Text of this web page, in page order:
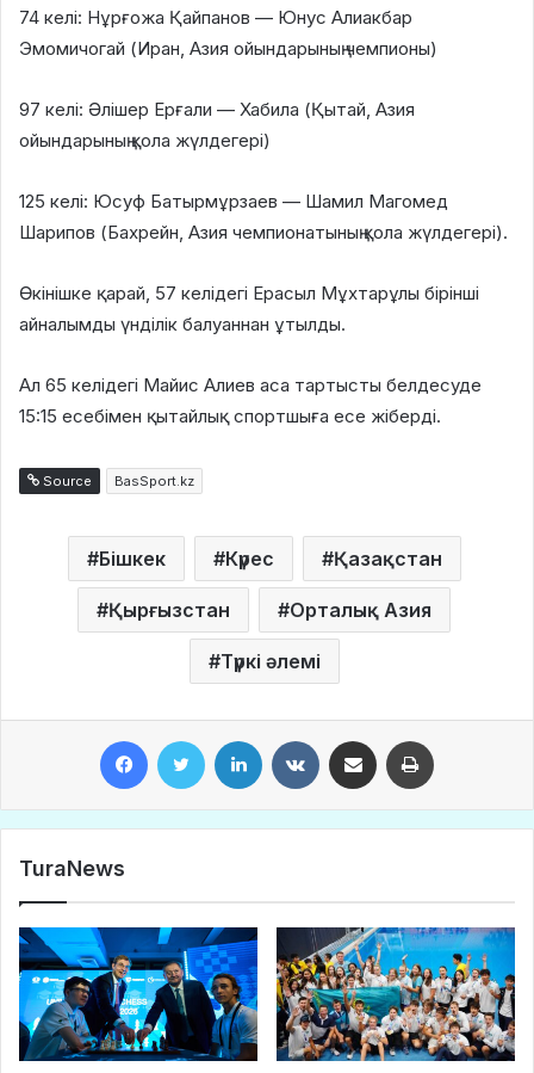
74 келі: Нұрғожа Қайпанов — Юнус Алиакбар
Эмомичогай (Иран, Азия ойындарының чемпионы)
97 келі: Әлішер Ерғали — Хабила (Қытай, Азия
ойындарының қола жүлдегері)
125 келі: Юсуф Батырмұрзаев — Шамил Магомед
Шарипов (Бахрейн, Азия чемпионатының қола жүлдегері).
Өкінішке қарай, 57 келідегі Ерасыл Мұхтарұлы бірінші
айналымды үнділік балуаннан ұтылды.
Ал 65 келідегі Майис Алиев аса тартысты белдесуде
15:15 есебімен қытайлық спортшыға есе жіберді.
Source BasSport.kz
Бішкек Күрес Қазақстан
Қырғызстан Орталық Азия
Түркі әлемі
TuraNews